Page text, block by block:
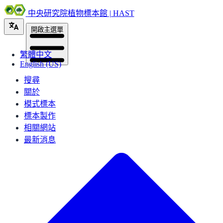
中央研究院植物標本館 | HAST
繁體中文
English (US)
開啟主選單
搜尋
關於
模式標本
標本製作
相關網站
最新消息